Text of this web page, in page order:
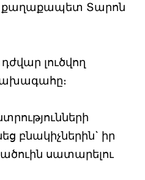
քաղաքապետ Տարոն
լուծվող
բնակիչներին` իր
սատարելու